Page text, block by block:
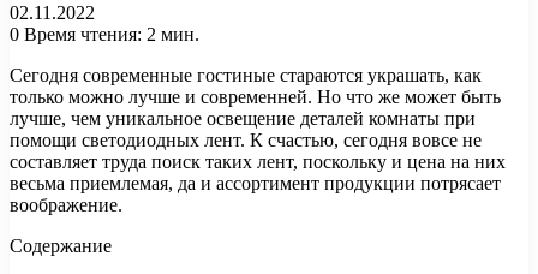
02.11.2022
0 Время чтения: 2 мин.
Сегодня современные гостиные стараются украшать, как
только можно лучше и современней. Но что же может быть
лучше, чем уникальное освещение деталей комнаты при
помощи светодиодных лент. К счастью, сегодня вовсе не
составляет труда поиск таких лент, поскольку и цена на них
весьма приемлемая, да и ассортимент продукции потрясает
воображение.
Содержание